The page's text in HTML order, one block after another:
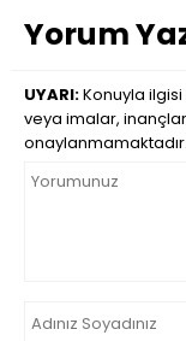
Yorum
UYARI:Konuyla
veya imalar,
onaylanmamaktadır.